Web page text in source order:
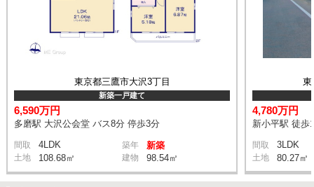
東京都三鷹市大沢3丁目
新築一戸建て
6,590万円
多磨駅 大沢公会堂 バス8分 停歩3分
間取 4LDK 築年 新築
土地 108.68㎡ 建物 98.54㎡
東
4,780万円
新小平駅 徒歩
間取 3LDK
土地 80.27㎡